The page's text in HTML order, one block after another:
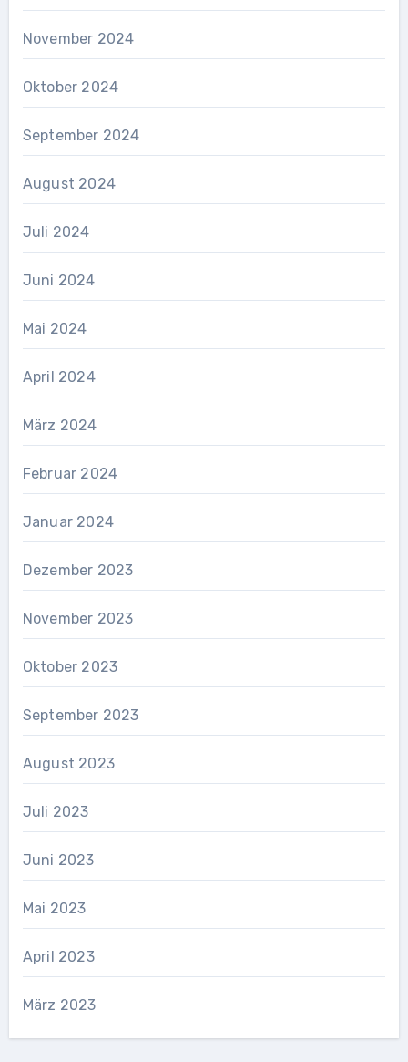
November 2024
Oktober 2024
September 2024
August 2024
Juli 2024
Juni 2024
Mai 2024
April 2024
März 2024
Februar 2024
Januar 2024
Dezember 2023
November 2023
Oktober 2023
September 2023
August 2023
Juli 2023
Juni 2023
Mai 2023
April 2023
März 2023